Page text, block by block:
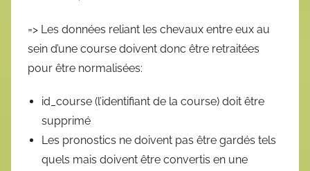
=> Les données reliant les chevaux entre eux au
sein d’une course doivent donc être retraitées
pour être normalisées:
id_course (l’identifiant de la course) doit être
supprimé
Les pronostics ne doivent pas être gardés tels
quels mais doivent être convertis en une